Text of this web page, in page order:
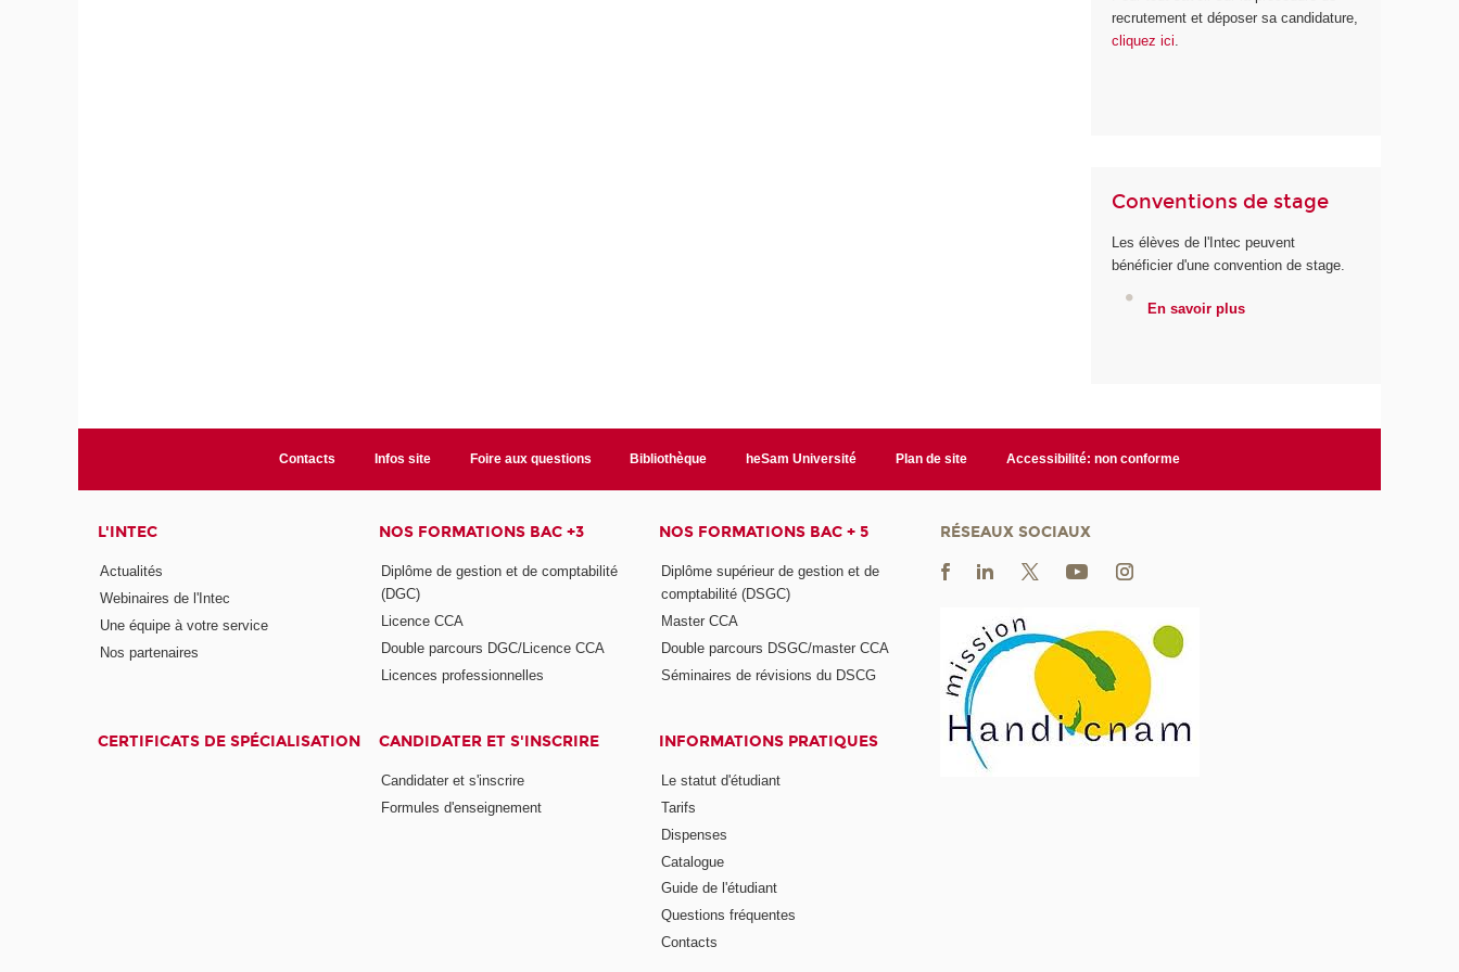
recrutement et déposer sa candidature,
cliquez ici
Conventions de stage
Les élèves de l'Intec peuvent
bénéficier d'une convention de stage.
En savoir plus
Contacts Infos site Foire aux questions Bibliothèque heSam Université Plan de site Accessibilité: non conforme
L'INTEC
Actualités
Webinaires de l'Intec
Une équipe à votre service
Nos partenaires
NOS FORMATIONS BAC +3
Diplôme de gestion et de comptabilité
(DGC)
Licence CCA
Double parcours DGC/Licence CCA
Licences professionnelles
NOS FORMATIONS BAC + 5
Diplôme supérieur de gestion et de
comptabilité (DSGC)
Master CCA
Double parcours DSGC/master CCA
Séminaires de révisions du DSCG
CERTIFICATS DE SPÉCIALISATION CANDIDATER ET S'INSCRIRE
Candidater et s'inscrire
Formules d'enseignement
INFORMATIONS PRATIQUES
Le statut d'étudiant
Tarifs
Dispenses
Catalogue
Guide de l'étudiant
Questions fréquentes
Contacts
RÉSEAUX SOCIAUX